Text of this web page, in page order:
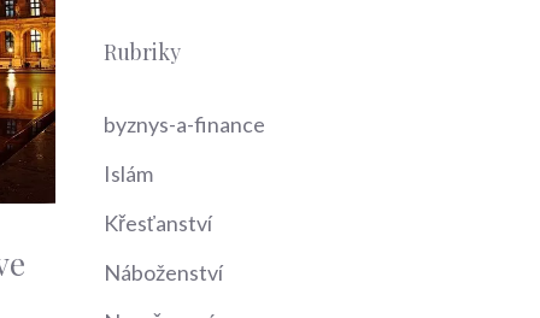
Rubriky
byznys-a-finance
Islám
Křesťanství
Náboženství